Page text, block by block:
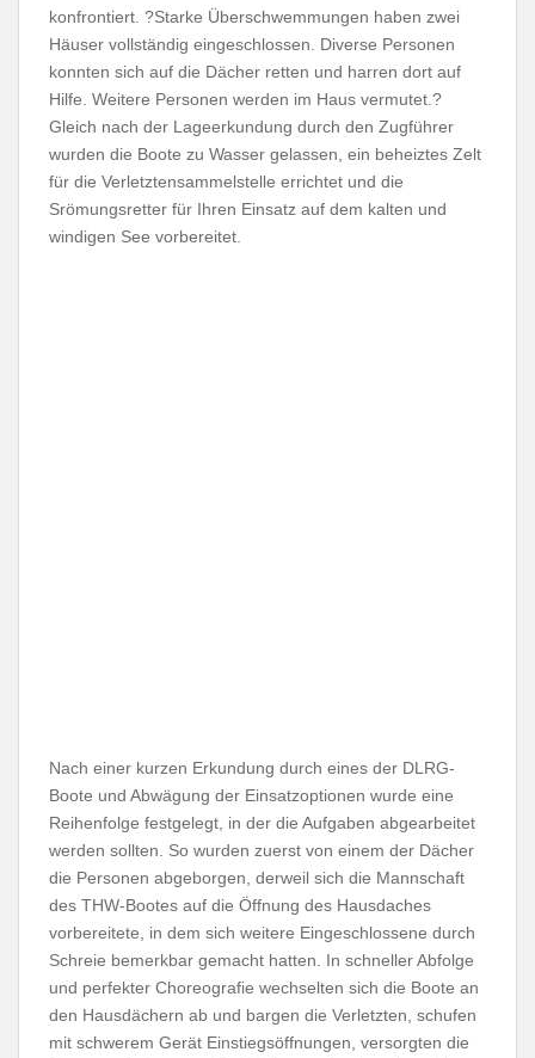
konfrontiert. ?Starke Überschwemmungen haben zwei
Häuser vollständig eingeschlossen. Diverse Personen
konnten sich auf die Dächer retten und harren dort auf
Hilfe. Weitere Personen werden im Haus vermutet.?
Gleich nach der Lageerkundung durch den Zugführer
wurden die Boote zu Wasser gelassen, ein beheiztes Zelt
für die Verletztensammelstelle errichtet und die
Srömungsretter für Ihren Einsatz auf dem kalten und
windigen See vorbereitet.
Nach einer kurzen Erkundung durch eines der DLRG-
Boote und Abwägung der Einsatzoptionen wurde eine
Reihenfolge festgelegt, in der die Aufgaben abgearbeitet
werden sollten. So wurden zuerst von einem der Dächer
die Personen abgeborgen, derweil sich die Mannschaft
des THW-Bootes auf die Öffnung des Hausdaches
vorbereitete, in dem sich weitere Eingeschlossene durch
Schreie bemerkbar gemacht hatten. In schneller Abfolge
und perfekter Choreografie wechselten sich die Boote an
den Hausdächern ab und bargen die Verletzten, schufen
mit schwerem Gerät Einstiegsöffnungen, versorgten die